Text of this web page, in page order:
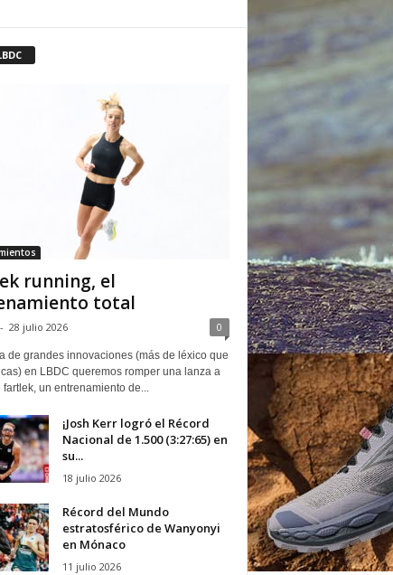
running, el
total
- 28 julio 2026 0
de grandes innovaciones (más de léxico que
en LBDC queremos romper una lanza a
fartlek, un entrenamiento de...
¡Josh Kerr logró el Récord
Nacional de 1.500 (3:27:65) en
su...
18 julio 2026
Récord del Mundo
estratosférico de Wanyonyi
en Mónaco
11 julio 2026